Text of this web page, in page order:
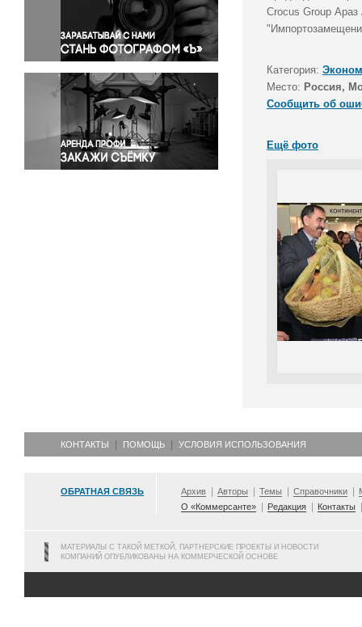
Правосудие
Происшествия и конфликты
Религия
Светская жизнь
Спорт
Экология
Экономика и бизнес
Crocus Group
Категория:
Место: Россия,
Сообщить об
Ещё фото
КОНТАКТЫ ПОМОЩЬ УСЛОВИЯ ИСПОЛЬЗОВАНИЯ
ОБРАТНАЯ СВЯЗЬ Архив Авторы Темы Справочники
О «Коммерсанте»
Редакция Контакты
МАТЕРИАЛЫ С ТАКОЙ МЕТКОЙ, ПАРТНЕРСКИЕ ПРОЕКТЫ И НОВОСТИ
КОМПАНИЙ ОПУБЛИКОВАНЫ НА КОММЕРЧЕСКОЙ ОСНОВЕ